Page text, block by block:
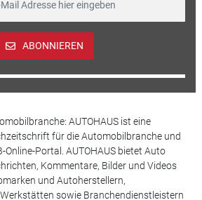
ABONNIEREN
AUTOHAUS ist eine
für die Automobilbranche und
Online-Portal. AUTOHAUS bietet Auto
Kommentare, Bilder und Videos
und Autoherstellern,
sowie Branchendienstleistern